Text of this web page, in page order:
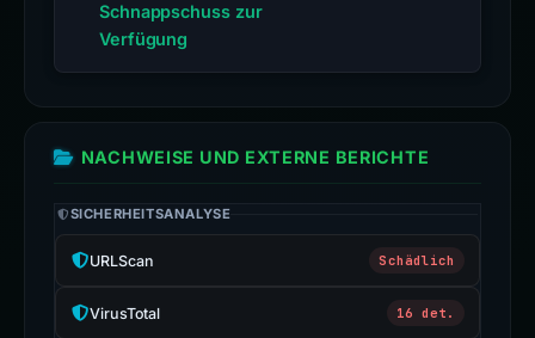
Schnappschuss zur
Verfügung
NACHWEISE UND EXTERNE BERICHTE
SICHERHEITSANALYSE
URLScan Schädlich
VirusTotal 16 det.